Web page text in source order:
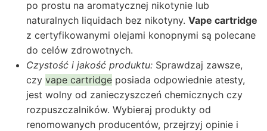
po prostu na aromatycznej nikotynie lub
naturalnych liquidach bez nikotyny. Vape cartridge
z certyfikowanymi olejami konopnymi są polecane
do celów zdrowotnych.
Czystość i jakość produktu: Sprawdzaj zawsze,
czy vape cartridge posiada odpowiednie atesty,
jest wolny od zanieczyszczeń chemicznych czy
rozpuszczalników. Wybieraj produkty od
renomowanych producentów, przejrzyj opinie i